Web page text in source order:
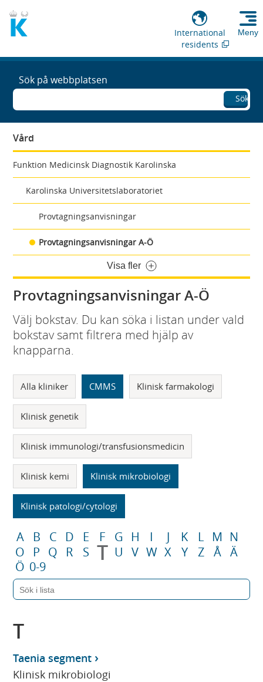
International
residents
Meny
Sök på webbplatsen
Sök
Vård
Funktion Medicinsk Diagnostik Karolinska
Karolinska Universitetslaboratoriet
Provtagningsanvisningar
Provtagningsanvisningar A-Ö
Visa fler
Provtagningsanvisningar A-Ö
Välj bokstav. Du kan söka i listan under vald
bokstav samt filtrera med hjälp av
knapparna.
Alla kliniker CMMS Klinisk farmakologi
Klinisk genetik
Klinisk immunologi/transfusionsmedicin
Klinisk kemi Klinisk mikrobiologi
Klinisk patologi/cytologi
A B C D E F G H I J K L M N
O
P Q R S T U V W X Y Z Å Ä
Ö 0-9
T
Taenia segment
Klinisk mikrobiologi